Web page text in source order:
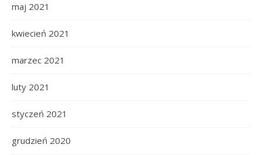
maj 2021
kwiecień 2021
marzec 2021
luty 2021
styczeń 2021
grudzień 2020